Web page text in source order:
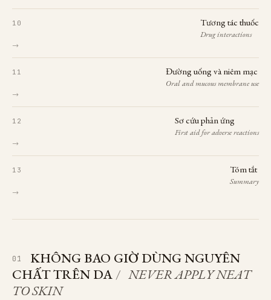
Tương tác thuốc
Drug interactions
→
Đường uống và niêm mạc
Oral and mucous membrane use
→
Sơ cứu phản ứng
First aid for adverse reactions
→
Tóm tắt
Summary
→
01
KHÔNG BAO GIỜ DÙNG NGUYÊN
CHẤT TRÊN DA / NEVER APPLY NEAT
TO SKIN